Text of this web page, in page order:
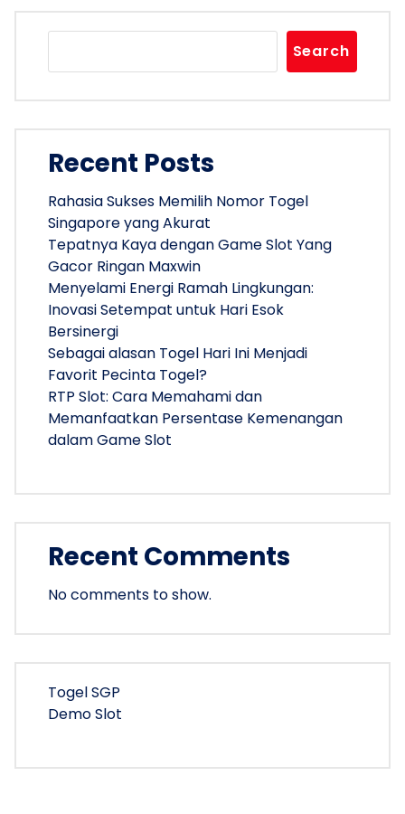
Search
Recent Posts
Rahasia Sukses Memilih Nomor Togel
Singapore yang Akurat
Tepatnya Kaya dengan Game Slot Yang
Gacor Ringan Maxwin
Menyelami Energi Ramah Lingkungan:
Inovasi Setempat untuk Hari Esok
Bersinergi
Sebagai alasan Togel Hari Ini Menjadi
Favorit Pecinta Togel?
RTP Slot: Cara Memahami dan
Memanfaatkan Persentase Kemenangan
dalam Game Slot
Recent Comments
No comments to show.
Togel SGP
Demo Slot